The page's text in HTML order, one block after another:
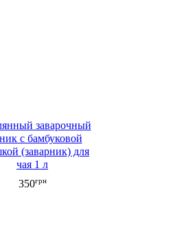
заварочный
с бамбуковой
(заварник) для
чая 1 л
350грн